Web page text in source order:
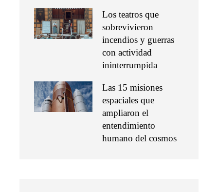
Los teatros que
sobrevivieron
incendios y guerras
con actividad
ininterrumpida
Las 15 misiones
espaciales que
ampliaron el
entendimiento
humano del cosmos